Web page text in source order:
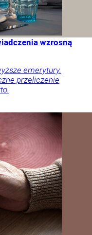
wzrosną
emerytury.
przeliczenie